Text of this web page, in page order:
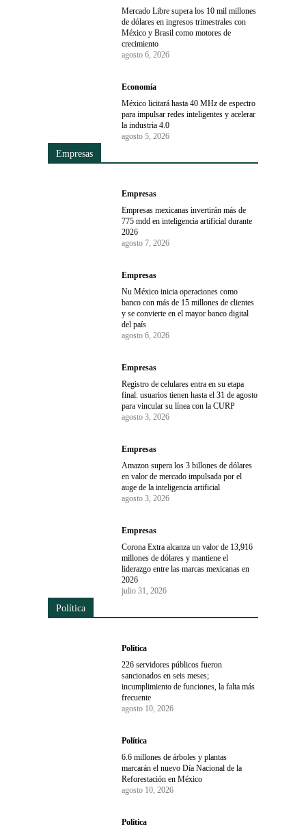
Mercado Libre supera los 10 mil millones
de dólares en ingresos trimestrales con
México y Brasil como motores de
crecimiento
agosto 6, 2026
Economía
México licitará hasta 40 MHz de espectro
para impulsar redes inteligentes y acelerar
la industria 4.0
agosto 5, 2026
Empresas
Empresas
Empresas mexicanas invertirán más de
775 mdd en inteligencia artificial durante
2026
agosto 7, 2026
Empresas
Nu México inicia operaciones como
banco con más de 15 millones de clientes
y se convierte en el mayor banco digital
del país
agosto 6, 2026
Empresas
Registro de celulares entra en su etapa
final: usuarios tienen hasta el 31 de agosto
para vincular su línea con la CURP
agosto 3, 2026
Empresas
Amazon supera los 3 billones de dólares
en valor de mercado impulsada por el
auge de la inteligencia artificial
agosto 3, 2026
Empresas
Corona Extra alcanza un valor de 13,916
millones de dólares y mantiene el
liderazgo entre las marcas mexicanas en
2026
julio 31, 2026
Política
Política
226 servidores públicos fueron
sancionados en seis meses;
incumplimiento de funciones, la falta más
frecuente
agosto 10, 2026
Política
6.6 millones de árboles y plantas
marcarán el nuevo Día Nacional de la
Reforestación en México
agosto 10, 2026
Política